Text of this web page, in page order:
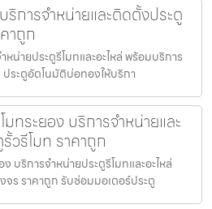
การจำหน่ายและติดตั้งประตู
าถูก
น่ายประตูรีโมทและอะไหล่ พร้อมบริการ
ระตูอัตโนมัติบ่อทองให้บริกา
ทระยอง บริการจำหน่ายและ
วรีโมท ราคาถูก
บริการจำหน่ายประตูรีโมทและอะไหล่
ร ราคาถูก รับซ่อมมอเตอร์ประตู